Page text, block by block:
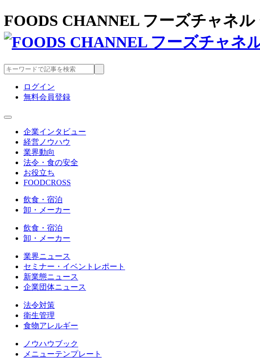
FOODS CHANNEL フーズチャネ
ログイン
無料会員登録
企業インタビュー
経営ノウハウ
業界動向
法令・食の安全
お役立ち
FOODCROSS
飲食・宿泊
卸・メーカー
飲食・宿泊
卸・メーカー
業界ニュース
セミナー・イベントレポート
新業態ニュース
企業団体ニュース
法令対策
衛生管理
食物アレルギー
ノウハウブック
メニューテンプレート